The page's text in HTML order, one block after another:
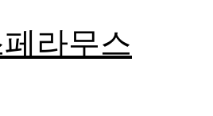
라무스